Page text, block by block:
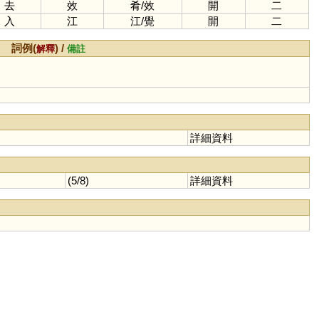
去 效 肴/效 開
二
入
江 江/覺 開 二
詞例(解釋) /備註
詳細資料
(5/8) 詳細資料